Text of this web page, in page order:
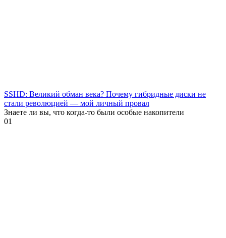
SSHD: Великий обман века? Почему гибридные диски не
стали революцией — мой личный провал
Знаете ли вы, что когда-то были особые накопители
01